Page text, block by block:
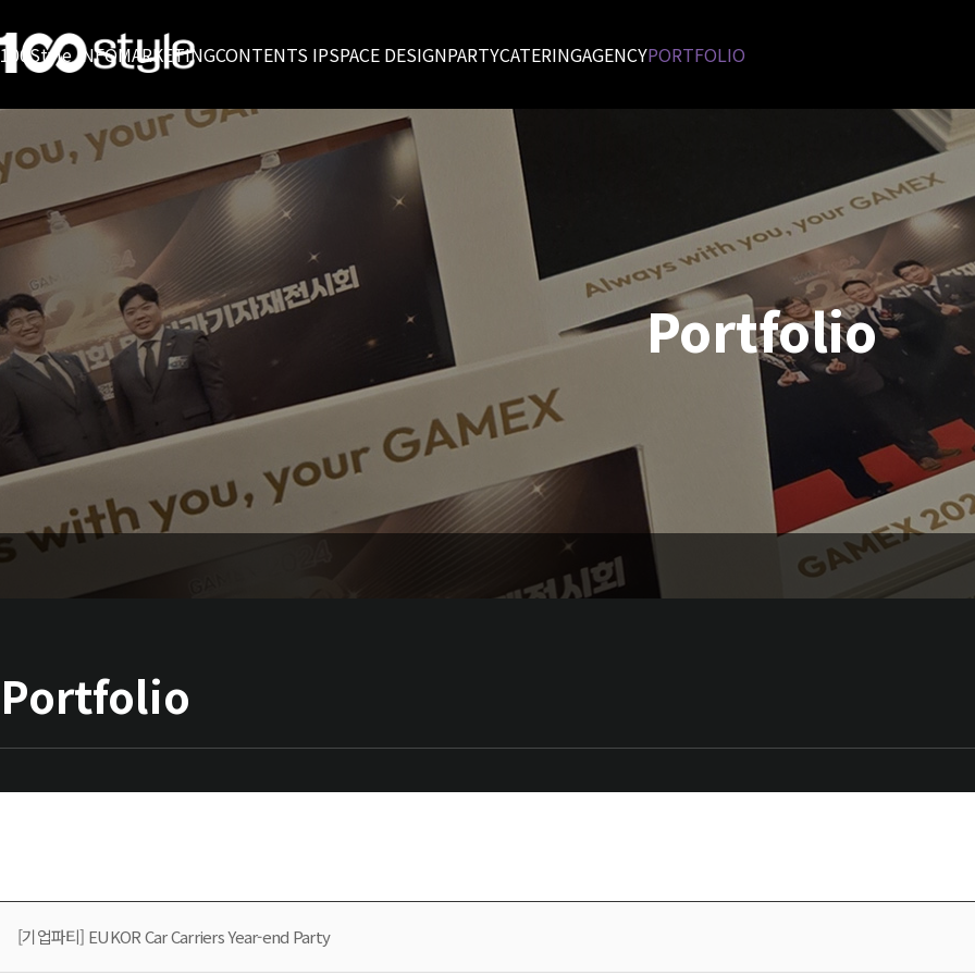
100Style INFOMARKETINGCONTENTS IPSPACE DESIGNPARTYCATERINGAGENCYPORTFOLIO
Portfolio
Portfolio
[기업파티] EUKOR Car Carriers Year-end Party